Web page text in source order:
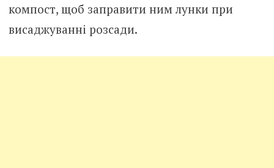
компост, щоб заправити ним лунки при
висаджуванні розсади.